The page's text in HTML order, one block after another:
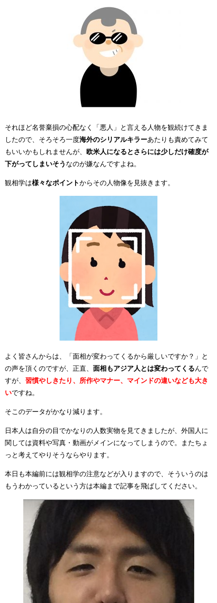
それほど名誉棄損の心配なく「悪人」と言える人物を観続けてきま
したので、そろそろ一度海外のシリアルキラーあたりも責めてみて
もいいかもしれませんが、
欧米人になるとさらには少しだけ確度が
下がってしまいそう なのが嫌なんですよね。
観相学は様々なポイントからその人物像を見抜きます。
よく皆さんからは、「面相が変わってくるから厳しいですか？」と
の声を頂くのですが、正直、 面相もアジア人とは変わってくる んで
すが、 習慣やしきたり、所作やマナー、マインドの違いなども大き
いですね。
そこのデータがかなり減ります。
日本人は自分の目でかなりの人数実物を見てきましたが、外国人に
関しては資料や写真・動画がメインになってしまうので。またちょ
っと考えてやりそうならやります。
本日も本編前には観相学の注意などが入りますので、そういうのは
もうわかっているという方は本編まで記事を飛ばしてください。